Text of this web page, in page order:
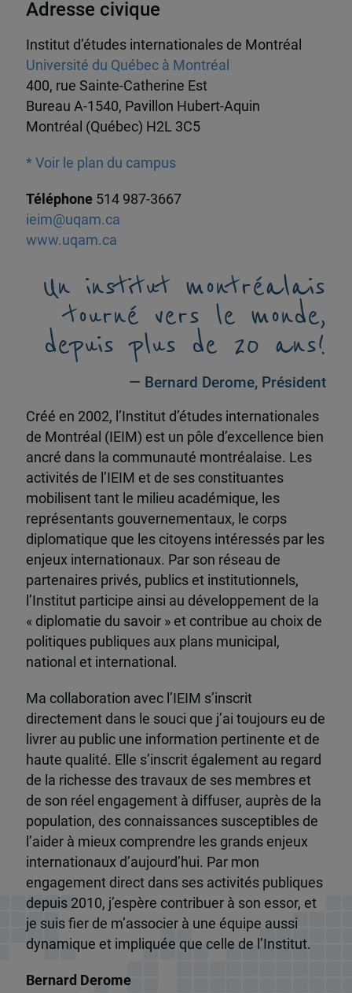
Adresse civique
Institut d’études internationales de Montréal
Université du Québec à Montréal
400, rue Sainte-Catherine Est
Bureau A-1540, Pavillon Hubert-Aquin
Montréal (Québec) H2L 3C5
* Voir le plan du campus
Téléphone 514 987-3667
ieim@uqam.ca
www.uqam.ca
Un institut montréalais
tourné vers le monde,
depuis plus de 20 ans!
— Bernard Derome, Président
Créé en 2002, l’Institut d’études internationales
de Montréal (IEIM) est un pôle d’excellence bien
ancré dans la communauté montréalaise. Les
activités de l’IEIM et de ses constituantes
mobilisent tant le milieu académique, les
représentants gouvernementaux, le corps
diplomatique que les citoyens intéressés par les
enjeux internationaux. Par son réseau de
partenaires privés, publics et institutionnels,
l’Institut participe ainsi au développement de la
« diplomatie du savoir » et contribue au choix de
politiques publiques aux plans municipal,
national et international.
Ma collaboration avec l’IEIM s’inscrit
directement dans le souci que j’ai toujours eu de
livrer au public une information pertinente et de
haute qualité. Elle s’inscrit également au regard
de la richesse des travaux de ses membres et
de son réel engagement à diffuser, auprès de la
population, des connaissances susceptibles de
l’aider à mieux comprendre les grands enjeux
internationaux d’aujourd’hui. Par mon
engagement direct dans ses activités publiques
depuis 2010, j’espère contribuer à son essor, et
je suis fier de m’associer à une équipe aussi
dynamique et impliquée que celle de l’Institut.
Bernard Derome